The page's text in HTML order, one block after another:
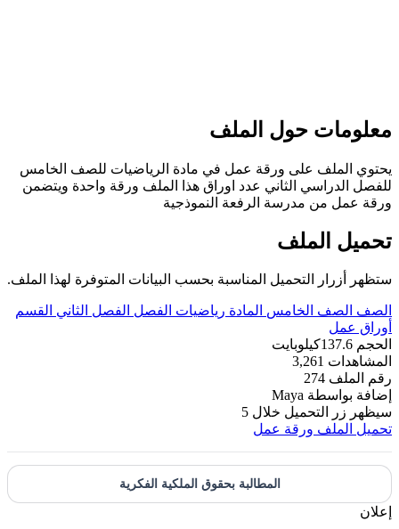
حول الملف
الملف على ورقة عمل في مادة الرياضيات للصف الخامس
الدراسي الثاني عدد اوراق هذا الملف ورقة واحدة ويتضمن
عمل من مدرسة الرفعة النموذجية
الملف
أزرار التحميل المناسبة بحسب البيانات المتوفرة لهذا الملف.
الصف الخامس المادة رياضيات الفصل الفصل الثاني القسم
عمل
137.6كيلوبايت
3,261
الملف 274
بواسطة Maya
زر التحميل خلال 5
الملف ورقة عمل
المطالبة بحقوق الملكية الفكرية